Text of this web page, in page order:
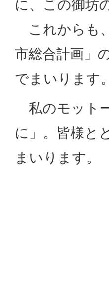
に、この御坊
これからも
市総合計画」
でまいります。
私のモット
に」。皆様と
まいります。